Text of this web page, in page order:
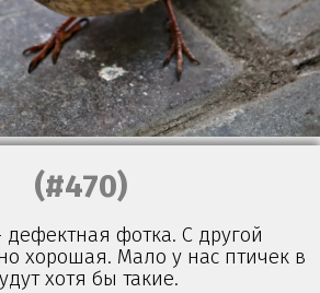
(#470)
фотка. С другой
хорошая. Мало у нас птичек в
хотя бы такие.